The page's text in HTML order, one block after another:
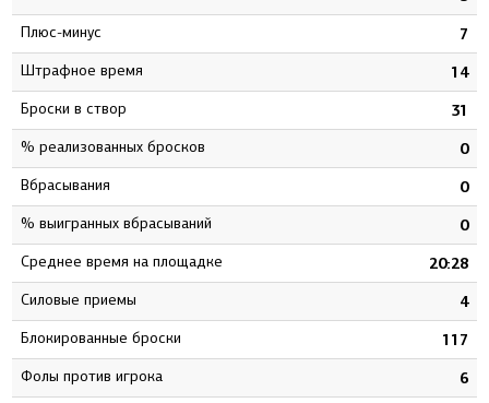
Плюс-минус 7
штрафное время 14
Броски в створ 31
% реализованных бросков 0
Вбрасывания 0
% выигранных вбрасываний 0
Среднее время на площадке 20:28
Силовые приемы 4
Блокированные броски 117
Фолы против игрока 6